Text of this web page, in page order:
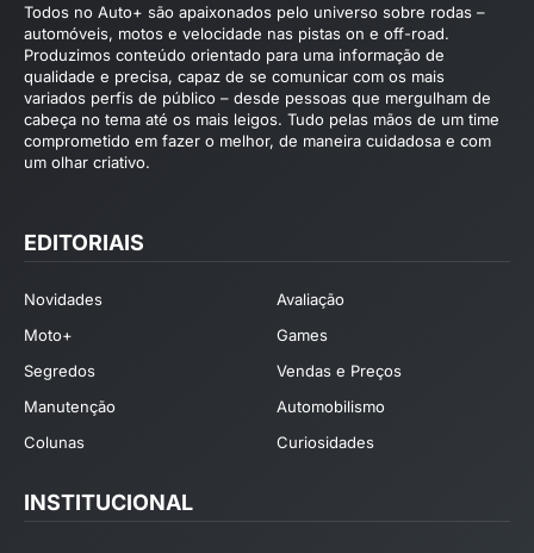
Todos no Auto+ são apaixonados pelo universo sobre rodas –
automóveis, motos e velocidade nas pistas on e off-road.
Produzimos conteúdo orientado para uma informação de
qualidade e precisa, capaz de se comunicar com os mais
variados perfis de público – desde pessoas que mergulham de
cabeça no tema até os mais leigos. Tudo pelas mãos de um time
comprometido em fazer o melhor, de maneira cuidadosa e com
um olhar criativo.
EDITORIAIS
Novidades
Avaliação
Moto+
Games
Segredos
Vendas e Preços
Manutenção
Automobilismo
Colunas
Curiosidades
INSTITUCIONAL